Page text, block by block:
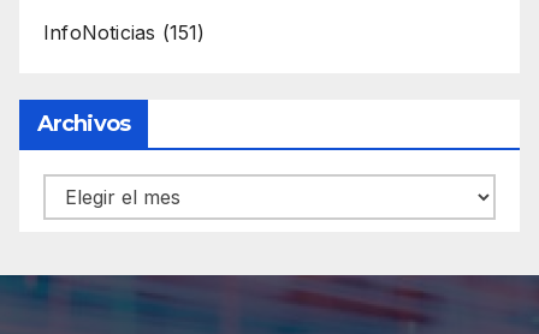
InfoNoticias (151)
Archivos
Archivos